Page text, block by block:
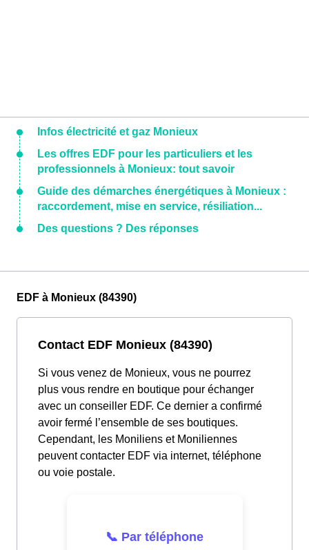
Infos électricité et gaz Monieux
Les offres EDF pour les particuliers et les
professionnels à Monieux: tout savoir
Guide des démarches énergétiques à Monieux :
raccordement, mise en service, résiliation...
Des questions ? Des réponses
EDF à Monieux (84390)
Contact EDF Monieux (84390)
Si vous venez de Monieux, vous ne pourrez
plus vous rendre en boutique pour échanger
avec un conseiller EDF. Ce dernier a confirmé
avoir fermé l’ensemble de ses boutiques.
Cependant, les Moniliens et Moniliennes
peuvent contacter EDF via internet, téléphone
ou voie postale.
📞 Par téléphone